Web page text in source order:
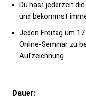
Du hast jederzeit
und bekommst
Jeden Freitag um
Online-Seminar zu
Aufzeichnung
Dauer: